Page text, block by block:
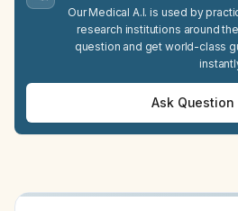
Our Medical A.I. is used by
research institutions around
question and get world-class
Ask Question